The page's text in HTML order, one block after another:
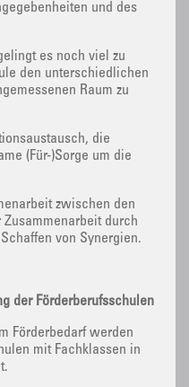
und des
es noch viel zu
den unterschiedlichen
Raum zu
die
(Für-)Sorge um die
zwischen den
durch
von Synergien.
der Förderberufsschulen
Förderbedarf werden
mit Fachklassen in